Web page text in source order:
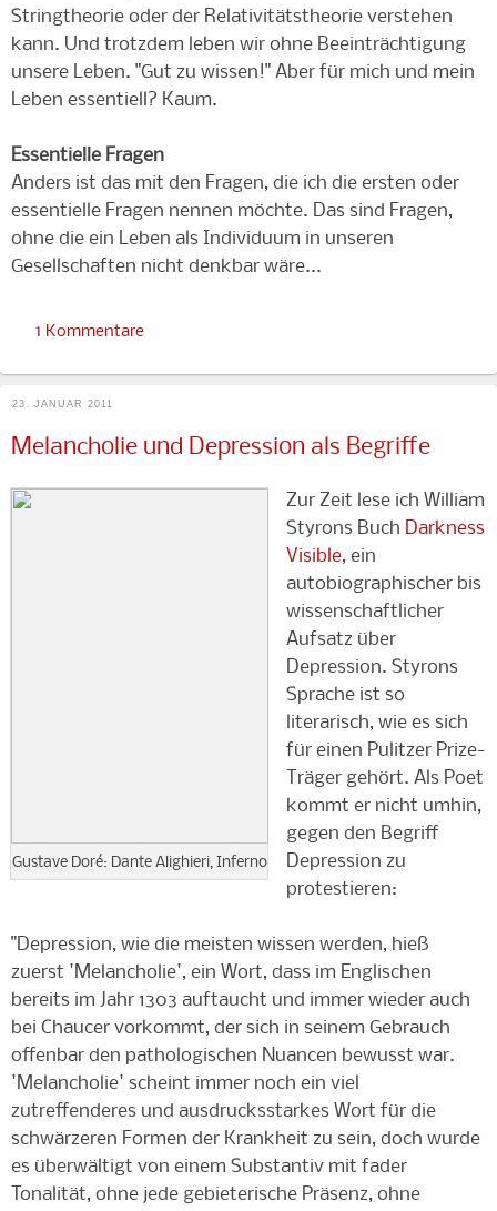
Stringtheorie oder der Relativitätstheorie verstehen
kann. Und trotzdem leben wir ohne Beeinträchtigung
unsere Leben. "Gut zu wissen!" Aber für mich und mein
Leben essentiell? Kaum.
Essentielle Fragen
Anders ist das mit den Fragen, die ich die ersten oder
essentielle Fragen nennen möchte. Das sind Fragen,
ohne die ein Leben als Individuum in unseren
Gesellschaften nicht denkbar wäre...
1 Kommentare
23. JANUAR 2011
Melancholie und Depression als Begriffe
Gustave Doré: Dante Alighieri, Inferno
Zur Zeit lese ich William
Styrons Buch Darkness
Visible, ein
autobiographischer bis
wissenschaftlicher
Aufsatz über
Depression. Styrons
Sprache ist so
literarisch, wie es sich
für einen Pulitzer Prize-
Träger gehört. Als Poet
kommt er nicht umhin,
gegen den Begriff
Depression zu
protestieren:
"Depression, wie die meisten wissen werden, hieß
zuerst 'Melancholie', ein Wort, dass im Englischen
bereits im Jahr 1303 auftaucht und immer wieder auch
bei Chaucer vorkommt, der sich in seinem Gebrauch
offenbar den pathologischen Nuancen bewusst war.
'Melancholie' scheint immer noch ein viel
zutreffenderes und ausdrucksstarkes Wort für die
schwärzeren Formen der Krankheit zu sein, doch wurde
es überwältigt von einem Substantiv mit fader
Tonalität, ohne jede gebieterische Präsenz, ohne